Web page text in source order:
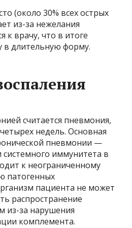
(около 30% всех острых
из-за нежелания
к врачу, что в итоге
в длительную форму.
считается пневмония,
недель. Основная
пневмонии —
иммунитета в
к неограниченному
патогенных
пациента не может
распространение
из-за нарушения
комплемента.